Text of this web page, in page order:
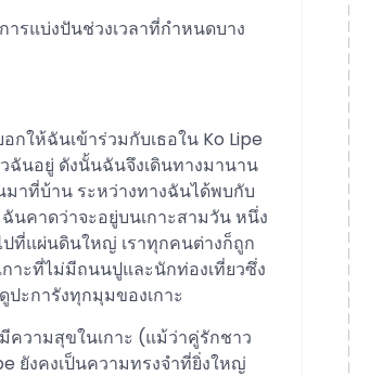
รแบ่งปันช่วงเวลาที่กำหนดบาง
กให้ฉันเข้าร่วมกับเธอใน Ko Lipe
ฉันอยู่ ดังนั้นฉันจึงเดินทางมานาน
าที่บ้าน ระหว่างทางฉันได้พบกับ
นคาดว่าจะอยู่บนเกาะสามวัน หนึ่ง
ที่แผ่นดินใหญ่ เราทุกคนต่างก็ถูก
าะที่ไม่มีถนนปูและนักท่องเที่ยวซึ่ง
ปะการังทุกมุมของเกาะ
วามสุขในเกาะ (แม้ว่าคู่รักชาว
ยังคงเป็นความทรงจำที่ยิ่งใหญ่